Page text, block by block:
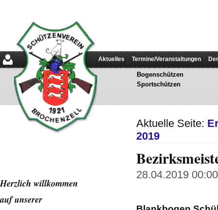
Aktuelles Termine/Veranstaltungen
Bogenschützen
Sportschützen
Aktuelle Seite:
2019
28.04.2019
Herzlich willkommen
auf unserer